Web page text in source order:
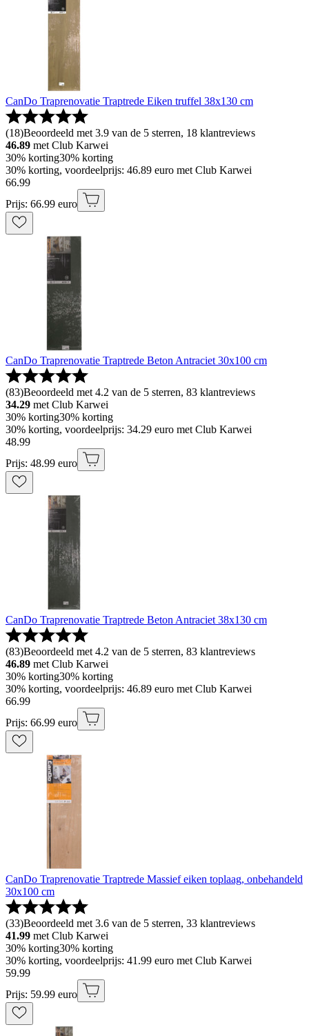
CanDo Traprenovatie Traptrede Eiken truffel 38x130 cm
(18)Beoordeeld met 3.9 van de 5 sterren, 18 klantreviews
46.89 met Club Karwei
30% korting30% korting
30% korting, voordeelprijs: 46.89 euro met Club Karwei
66.99
Prijs: 66.99 euro
CanDo Traprenovatie Traptrede Beton Antraciet 30x100 cm
(83)Beoordeeld met 4.2 van de 5 sterren, 83 klantreviews
34.29 met Club Karwei
30% korting30% korting
30% korting, voordeelprijs: 34.29 euro met Club Karwei
48.99
Prijs: 48.99 euro
CanDo Traprenovatie Traptrede Beton Antraciet 38x130 cm
(83)Beoordeeld met 4.2 van de 5 sterren, 83 klantreviews
46.89 met Club Karwei
30% korting30% korting
30% korting, voordeelprijs: 46.89 euro met Club Karwei
66.99
Prijs: 66.99 euro
CanDo Traprenovatie Traptrede Massief eiken toplaag, onbehandeld
30x100 cm
(33)Beoordeeld met 3.6 van de 5 sterren, 33 klantreviews
41.99 met Club Karwei
30% korting30% korting
30% korting, voordeelprijs: 41.99 euro met Club Karwei
59.99
Prijs: 59.99 euro